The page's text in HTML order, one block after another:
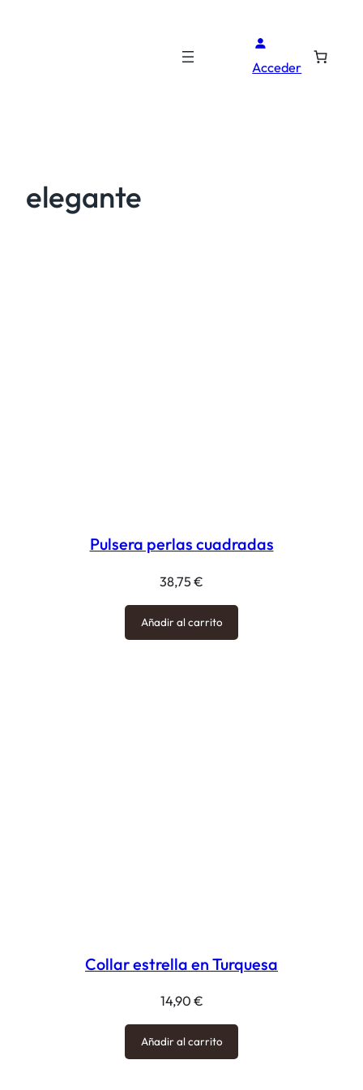
Acceder
elegante
Pulsera perlas cuadradas
38,75€
Añadir al carrito
Collar estrella en Turquesa
14,90 €
Añadir al carrito